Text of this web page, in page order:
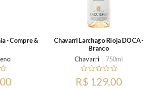
- Compre &
Chavarri Larchago Rioja DOCA -
Branco
Chavarri
750ml
R$ 129,00